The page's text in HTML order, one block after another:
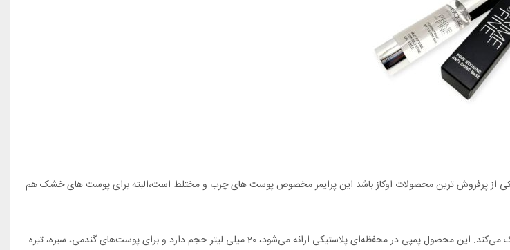
از پرفروش ترین محصولات اوکاز باشد این پرایمر مخصوص پوست های چرب و مختلط است،البته برای پوست های خشک هم
پرایمر اوکاز خاصیت ضد التهابی دارد و با توجه به نداشتن مواد مضر پارابن، به التیام و سلامت پوست کمک می‌کند. این محصول پمپی در محفظه‌ای پلاستیکی ارائه می‌شود، 20 میلی لیتر حجم دارد و برای پوست‌های گندمی، سبزه، تیره